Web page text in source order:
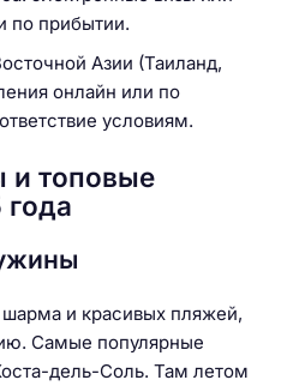
по прибытии.
Азии (Таиланд,
онлайн или по
условиям.
топовые
и красивых пляжей,
Самые популярные
дель-Соль. Там летом